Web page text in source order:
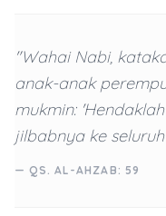
"Wahai Nabi,
anak-anak
mukmin:
jilbabnya ke
— QS. AL-AHZAB: 59